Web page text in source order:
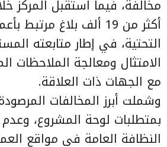
مخالفة، فيما استقبل المركز
أكثر من 19 ألف بلاغ
التحتية، في إطار متابعته
الامتثال ومعالجة الملاحظات
مع الجهات ذات العلاقة.
وشملت أبرز المخالفات
بمتطلبات لوحة المشروع،
النظافة العامة في مواقع